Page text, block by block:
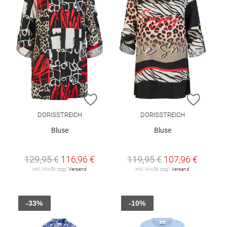
ZUR WUNSCHLISTE HINZUFÜGEN
DORISSTREICH
Bluse
129,95 € 116,96 €
inkl. MwSt. zzgl. Versand
ZUR
DORISSTREICH
Bluse
119,95 € 107,96 €
inkl. MwSt. zzgl. Versand
-33% -10%